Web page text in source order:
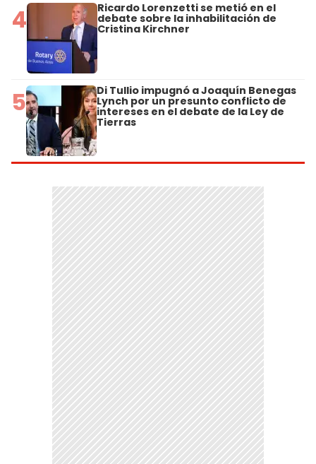
4 Ricardo Lorenzetti se metió en el
debate sobre la inhabilitación de
Cristina Kirchner
5 Di Tullio impugnó a Joaquín Benegas
Lynch por un presunto conflicto de
intereses en el debate de la Ley de
Tierras